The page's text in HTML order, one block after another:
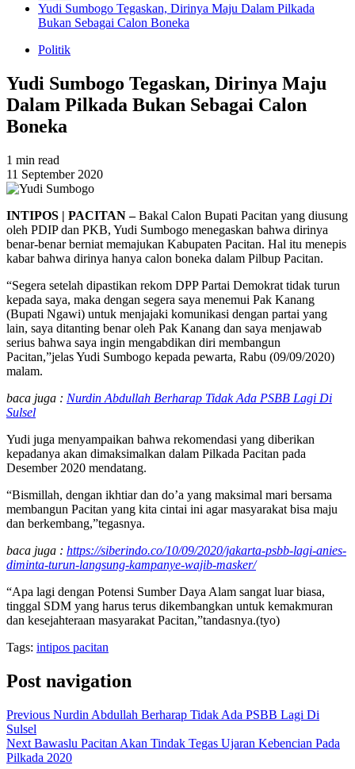
Yudi Sumbogo Tegaskan, Dirinya Maju Dalam Pilkada
Bukan Sebagai Calon Boneka
Politik
Yudi Sumbogo Tegaskan, Dirinya Maju
Dalam Pilkada Bukan Sebagai Calon
Boneka
1 min read
11 September 2020
INTIPOS | PACITAN –Bakal Calon Bupati Pacitan yang diusung
oleh PDIP dan PKB, Yudi Sumbogo menegaskan bahwa dirinya
benar-benar berniat memajukan Kabupaten Pacitan. Hal itu menepis
kabar bahwa dirinya hanya calon boneka dalam Pilbup Pacitan.
“Segera setelah dipastikan rekom DPP Partai Demokrat tidak turun
kepada saya, maka dengan segera saya menemui Pak Kanang
(Bupati Ngawi) untuk menjajaki komunikasi dengan partai yang
lain, saya ditanting benar oleh Pak Kanang dan saya menjawab
serius bahwa saya ingin mengabdikan diri membangun
Pacitan,”jelas Yudi Sumbogo kepada pewarta, Rabu (09/09/2020)
malam.
baca juga : Nurdin Abdullah Berharap Tidak Ada PSBB Lagi Di
Sulsel
Yudi juga menyampaikan bahwa rekomendasi yang diberikan
kepadanya akan dimaksimalkan dalam Pilkada Pacitan pada
Desember 2020 mendatang.
“Bismillah, dengan ikhtiar dan do’a yang maksimal mari bersama
membangun Pacitan yang kita cintai ini agar masyarakat bisa maju
dan berkembang,”tegasnya.
baca juga : https://siberindo.co/10/09/2020/jakarta-psbb-lagi-anies-
diminta-turun-langsung-kampanye-wajib-masker/
“Apa lagi dengan Potensi Sumber Daya Alam sangat luar biasa,
tinggal SDM yang harus terus dikembangkan untuk kemakmuran
dan kesejahteraan masyarakat Pacitan,”tandasnya.(tyo)
Tags: intipos pacitan
Post navigation
Previous Nurdin Abdullah Berharap Tidak Ada PSBB Lagi Di
Sulsel
Next Bawaslu Pacitan Akan Tindak Tegas Ujaran Kebencian Pada
Pilkada 2020